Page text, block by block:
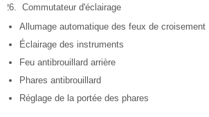
Commutateur d'éclairage
Allumage automatique des feux de croisement
Éclairage des instruments
Feu antibrouillard arrière
Phares antibrouillard
Réglage de la portée des phares